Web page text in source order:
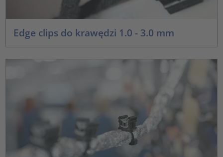
Edge clips do krawędzi 1.0 - 3.0 mm